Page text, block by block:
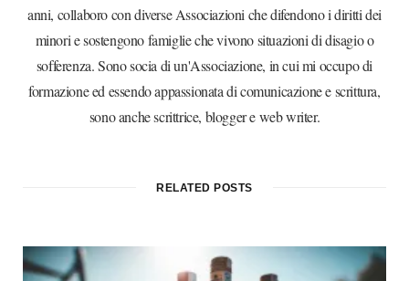
anni, collaboro con diverse Associazioni che difendono i diritti dei
minori e sostengono famiglie che vivono situazioni di disagio o
sofferenza. Sono socia di un'Associazione, in cui mi occupo di
formazione ed essendo appassionata di comunicazione e scrittura,
sono anche scrittrice, blogger e web writer.
RELATED POSTS